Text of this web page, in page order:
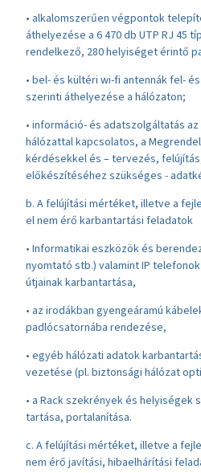
• alkalomszerűen végpontok
áthelyezése a 6 470 db UTP RJ 45
rendelkező, 280 helyiséget érintő
• bel- és kültéri wi-fi antennák fel-
szerinti áthelyezése a hálózaton;
• információ- és adatszolgáltatás
hálózattal kapcsolatos, a
kérdésekkel és – tervezés,
előkészítéséhez szükséges -
b. A felújítási mértéket, illetve a
el nem érő karbantartási feladatok
• Informatikai eszközök és
nyomtató stb.) valamint IP
útjainak karbantartása,
• az irodákban gyengeáramú
padlócsatornába rendezése,
• egyéb hálózati adatok
vezetése (pl. biztonsági hálózat
• a Rack szekrények és helyiségek
tartása, portalanítása.
c. A felújítási mértéket, illetve a
nem érő javítási, hibaelhárítási